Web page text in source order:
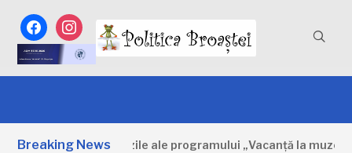
facebookinstagram
Breaking News
Primele zile ale programului „Vacanță la muzeu”